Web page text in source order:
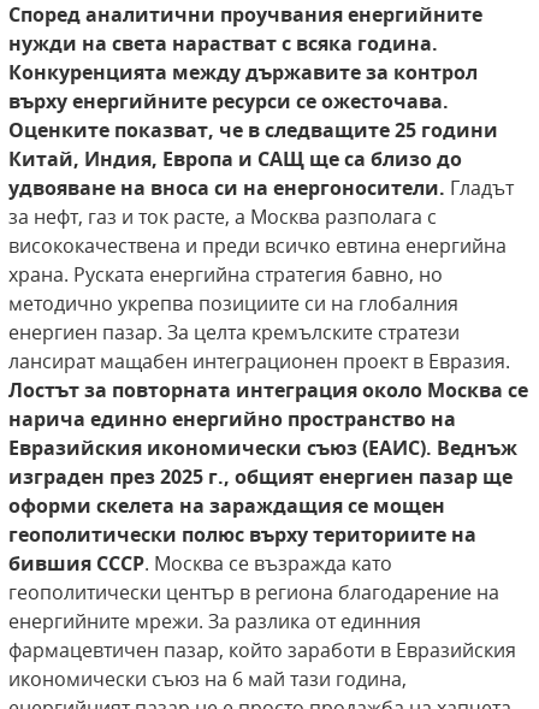
Според аналитични проучвания енергийните
нужди на света нарастват с всяка година.
Конкуренцията между държавите за контрол
върху енергийните ресурси се ожесточава.
Оценките показват, че в следващите 25 години
Китай, Индия, Европа и САЩ ще са близо до
удвояване на вноса си на енергоносители. Гладът
за нефт, газ и ток расте, а Москва разполага с
висококачествена и преди всичко евтина енергийна
храна. Руската енергийна стратегия бавно, но
методично укрепва позициите си на глобалния
енергиен пазар. За целта кремълските стратези
лансират мащабен интеграционен проект в Евразия.
Лостът за повторната интеграция около Москва се
нарича единно енергийно пространство на
Евразийския икономически съюз (ЕАИС). Веднъж
изграден през 2025 г., общият енергиен пазар ще
оформи скелета на зараждащия се мощен
геополитически полюс върху териториите на
бившия СССР. Москва се възражда като
геополитически център в региона благодарение на
енергийните мрежи. За разлика от единния
фармацевтичен пазар, който заработи в Евразийския
икономически съюз на 6 май тази година,